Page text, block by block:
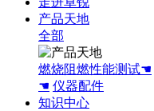
产品天地
全部
燃烧阻燃性能测试☚
☚ 仪器配件
知识中心